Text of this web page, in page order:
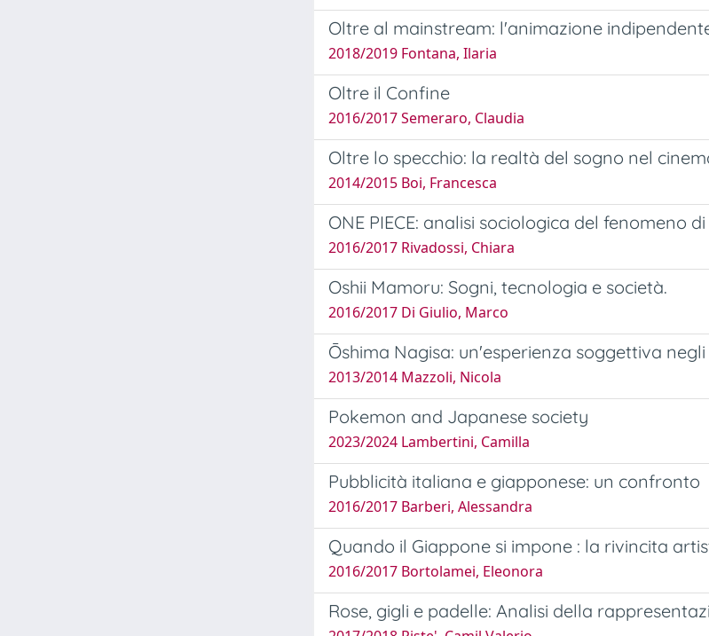
Oltre al mainstream: l'animazione
2018/2019 Fontana, Ilaria
Oltre il Confine
2016/2017 Semeraro, Claudia
Oltre lo specchio: la realtà del sogno nel
2014/2015 Boi, Francesca
ONE PIECE: analisi sociologica del fenomeno
2016/2017 Rivadossi, Chiara
Oshii Mamoru: Sogni, tecnologia e società.
2016/2017 Di Giulio, Marco
Ōshima Nagisa: un'esperienza soggettiva
2013/2014 Mazzoli, Nicola
Pokemon and Japanese society
2023/2024 Lambertini, Camilla
Pubblicità italiana e giapponese: un confronto
2016/2017 Barberi, Alessandra
Quando il Giappone si impone : la rivincita
2016/2017 Bortolamei, Eleonora
Rose, gigli e padelle: Analisi della